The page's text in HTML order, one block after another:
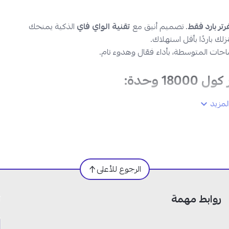
. تصميم أنيق مع تقنية الواي فاي الذكية يمنحك
باردًا بأقل استهلاك.
المتوسطة، بأداء فعّال وهدوء تام.
الرجوع للأعلى
روابط مهمة